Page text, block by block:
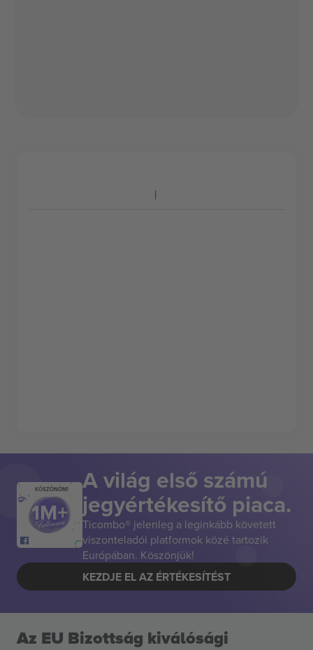
KÖSZÖNÖM! A világ első számú
jegyértékesítő piaca.
Ticombo® jelenleg a leginkább követett
viszonteladói platformok közé tartozik
Európában. Köszönjük!
KEZDJE EL AZ ÉRTÉKESÍTÉST
Az EU Bizottság kiválósági